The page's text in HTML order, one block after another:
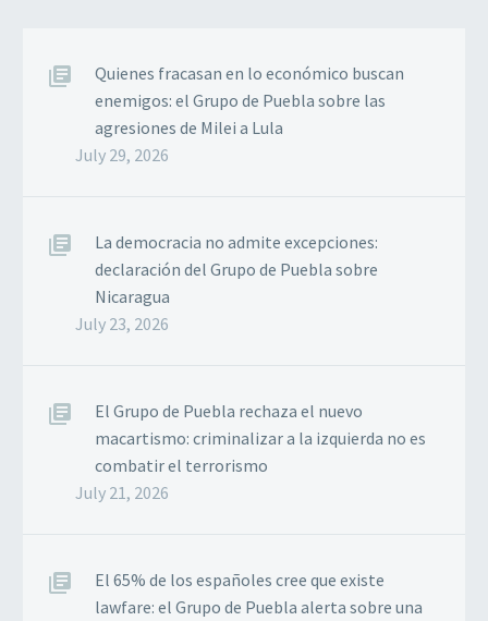
Quienes fracasan en lo económico buscan
enemigos: el Grupo de Puebla sobre las
agresiones de Milei a Lula
July 29, 2026
La democracia no admite excepciones:
declaración del Grupo de Puebla sobre
Nicaragua
July 23, 2026
El Grupo de Puebla rechaza el nuevo
macartismo: criminalizar a la izquierda no es
combatir el terrorismo
July 21, 2026
El 65% de los españoles cree que existe
lawfare: el Grupo de Puebla alerta sobre una